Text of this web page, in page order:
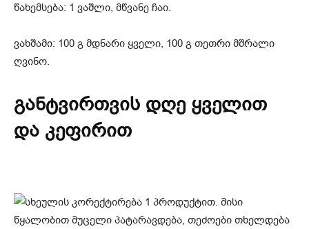
წახემსება: 1 ვაშლი, მწვანე ჩაი.
ვახშამი: 100 გ მდნარი ყველი, 100 გ თეთრი მშრალი
ღვინო.
განტვირთვის დღე ყველით
და კეფირით